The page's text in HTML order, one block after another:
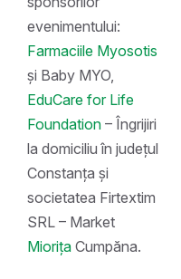
evenimentului:
Farmaciile Myosotis
și Baby MYO,
EduCare for Life
Foundation – Îngrijiri
la domiciliu în județul
Constanța și
societatea Firtextim
SRL – Market
Miorița Cumpăna.